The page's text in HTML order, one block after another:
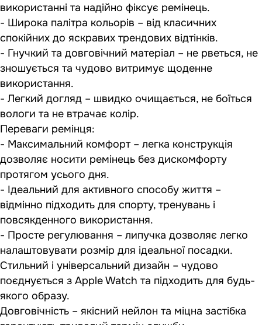
використанні та надійно фіксує ремінець.
- Широка палітра кольорів – від класичних
спокійних до яскравих трендових відтінків.
- Гнучкий та довговічний матеріал – не рветься, не
зношується та чудово витримує щоденне
використання.
- Легкий догляд – швидко очищається, не боїться
вологи та не втрачає колір.
Переваги ремінця:
- Максимальний комфорт – легка конструкція
дозволяє носити ремінець без дискомфорту
протягом усього дня.
- Ідеальний для активного способу життя –
відмінно підходить для спорту, тренувань і
повсякденного використання.
- Просте регулювання – липучка дозволяє легко
налаштовувати розмір для ідеальної посадки.
Стильний і універсальний дизайн – чудово
поєднується з Apple Watch та підходить для будь-
якого образу.
Довговічність – якісний нейлон та міцна застібка